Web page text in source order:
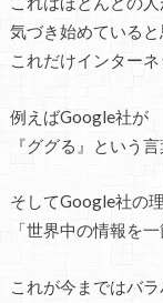
気づき始めていると
これだけインターネ
例えばGoogle社が
『ググる』という
そしてGoogle社の
「世界中の情報を
これが今まではバ